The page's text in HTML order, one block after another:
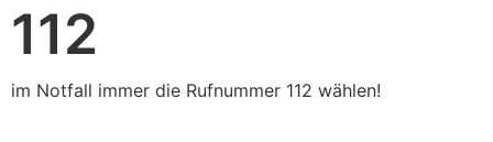
112
im Notfall immer die Rufnummer 112 wählen!